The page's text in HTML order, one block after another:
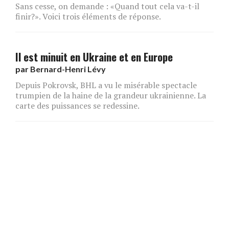
Sans cesse, on demande : «Quand tout cela va-t-il
finir?». Voici trois éléments de réponse.
Il est minuit en Ukraine et en Europe
par Bernard-Henri Lévy
Depuis Pokrovsk, BHL a vu le misérable spectacle
trumpien de la haine de la grandeur ukrainienne. La
carte des puissances se redessine.